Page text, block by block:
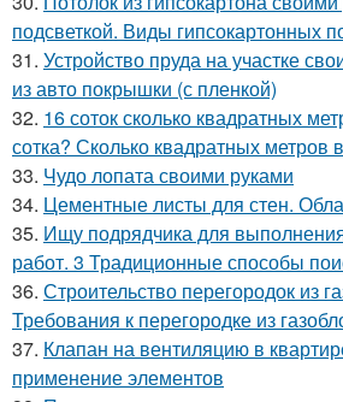
подсветкой. Виды гипсокартонных
31. Устройство пруда на участке
из авто покрышки (с пленкой)
32. 16 соток сколько квадратных
сотка? Сколько квадратных метров
33. Чудо лопата своими руками
34. Цементные листы для стен.
35. Ищу подрядчика для
работ. 3 Традиционные способы
36. Строительство перегородок из
Требования к перегородке из
37. Клапан на вентиляцию в
применение элементов